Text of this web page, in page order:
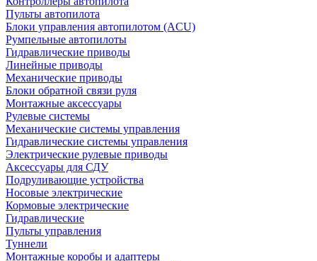
Пульты автопилота
Блоки управления автопилотом (ACU)
Румпельные автопилоты
Гидравлические приводы
Линейные приводы
Механические приводы
Блоки обратной связи руля
Монтажные аксессуары
Рулевые системы
Механические системы управления
Гидравлические системы управления
Электрические рулевые приводы
Аксессуары для СДУ
Подруливающие устройства
Носовые электрические
Кормовые электрические
Гидравлические
Пульты управления
Туннели
Монтажные коробы и адаптеры